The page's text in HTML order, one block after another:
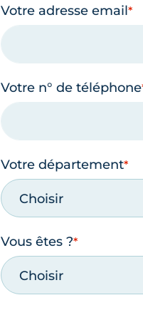
Votre adresse email
Votre n° de téléphone
Votre département
Choisir
Vous êtes ?
Choisir